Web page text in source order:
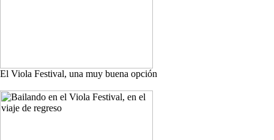
El Viola Festival, una muy buena opción